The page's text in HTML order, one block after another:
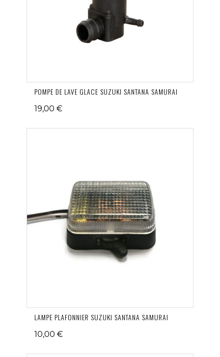
POMPE DE LAVE GLACE SUZUKI SANTANA SAMURAI
19,00 €
LAMPE PLAFONNIER SUZUKI SANTANA SAMURAI
10,00 €